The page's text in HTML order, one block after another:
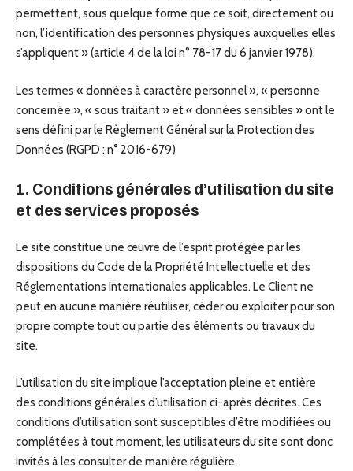
permettent, sous quelque forme que ce soit, directement ou
non, l’identification des personnes physiques auxquelles elles
s’appliquent » (article 4 de la loi n° 78-17 du 6 janvier 1978).
Les termes « données à caractère personnel », « personne
concernée », « sous traitant » et « données sensibles » ont le
sens défini par le Règlement Général sur la Protection des
Données (RGPD : n° 2016-679)
1. Conditions générales d’utilisation du site
et des services proposés
Le site constitue une œuvre de l’esprit protégée par les
dispositions du Code de la Propriété Intellectuelle et des
Réglementations Internationales applicables. Le Client ne
peut en aucune manière réutiliser, céder ou exploiter pour son
propre compte tout ou partie des éléments ou travaux du
site.
L’utilisation du site implique l’acceptation pleine et entière
des conditions générales d’utilisation ci-après décrites. Ces
conditions d’utilisation sont susceptibles d’être modifiées ou
complétées à tout moment, les utilisateurs du site sont donc
invités à les consulter de manière régulière.